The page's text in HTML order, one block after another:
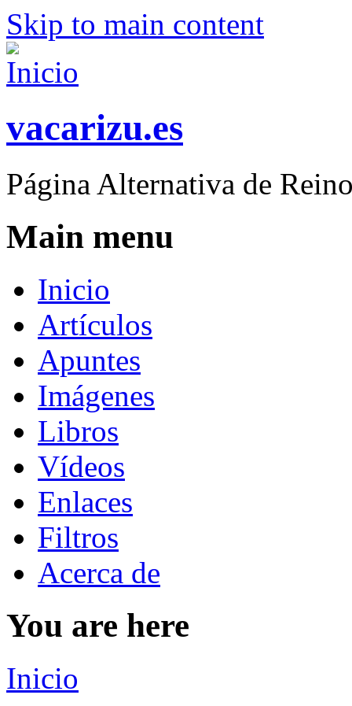
Skip to main content
vacarizu.es
Página Alternativa de
Main menu
Inicio
Artículos
Apuntes
Imágenes
Libros
Vídeos
Enlaces
Filtros
Acerca de
You are here
Inicio